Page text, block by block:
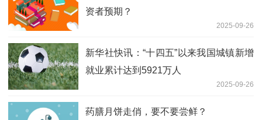
资者预期？
2025-09-26
新华社快讯：“十四五”以来我国城镇新增
就业累计达到5921万人
2025-09-26
药膳月饼走俏，要不要尝鲜？